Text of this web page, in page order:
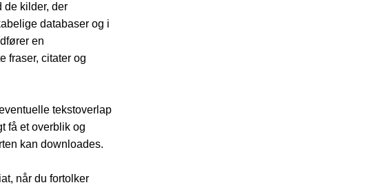
de kilder, der
databaser og i
en
fraser, citater og
tekstoverlap
få et overblik og
kan downloades.
når du fortolker